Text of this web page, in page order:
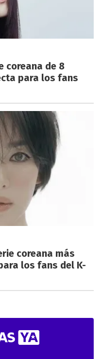
coreana de 8
para los fans
coreana más
los fans del K-